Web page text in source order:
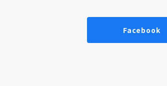
Facebook